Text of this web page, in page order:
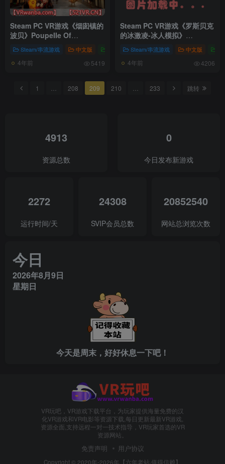
Steam PC VR游戏《烟囱镇的
波贝》PoupeIIe Of
ChimneyTown VR ～into
the world～（高速下载）
Steam/串流游戏 中文版 中文版
4年前 5419
Steam PC VR游戏《罗斯贝克
的冰激凌-冰人模拟》
Rosebaker’s Icy Treats –
The VR Iceman Sim（高速下
载）
Steam/串流游戏 中文版
4年前 4206
1 208 209 210 233 跳转
2272
运行时间/天
24308
SVIP会员总数
20852540
网站总浏览次数
4913
资源总数
0
今日发布新游戏
今日
2026年8月9日
星期日
今天是周末，好好休息一下吧！
VR玩吧，VR游戏下载平台，为玩家提供海量免费的汉
化VR游戏和VR电影等资源下载,每日更新最新VR游戏,
资源全面,支持远程一对一技术指导，VR玩家首选的VR
资源网站。
免责声明 用户协议
Copyright © 2020年-2026年【六年老站·值得信赖】